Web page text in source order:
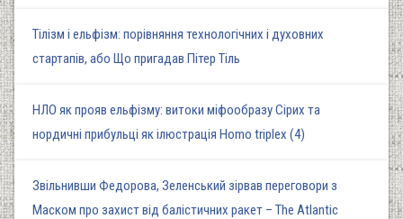
Тілізм і ельфізм: порівняння технологічних і духовних
стартапів, або Що пригадав Пітер Тіль
НЛО як прояв ельфізму: витоки міфообразу Сірих та
нордичні прибульці як ілюстрація Homo triplex (4)
Звільнивши Федорова, Зеленський зірвав переговори з
Маском про захист від балістичних ракет – The Atlantic